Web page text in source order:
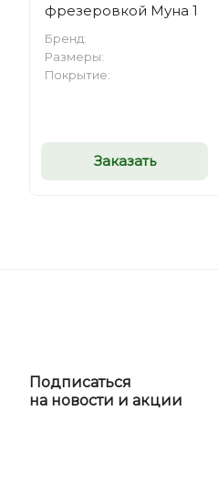
фрезеровкой Муна 1
Бренд:
Размеры:
Покрытие:
Заказать
Подписаться
на новости и акции